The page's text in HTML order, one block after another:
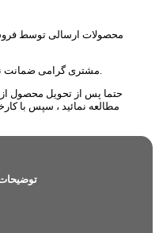
محصولات ارسالی توسط
حتما پس از تحویل محصول از
مطالعه نمائید ، سپس با